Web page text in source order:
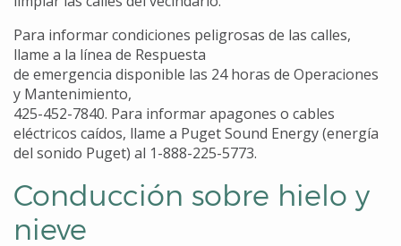
Para informar condiciones peligrosas de las calles,
llame a la línea de Respuesta
de emergencia disponible las 24 horas de Operaciones
y Mantenimiento,
425-452-7840. Para informar apagones o cables
eléctricos caídos, llame a Puget Sound Energy (energía
del sonido Puget) al 1-888-225-5773.
Conducción sobre hielo y
nieve